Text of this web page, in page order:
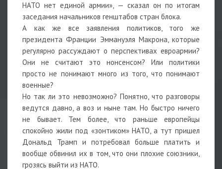
НАТО нет единой армии», — сказал он по итогам
заседания начальников генштабов стран блока.
А как же все заявления политиков, того же
президента Франции Эммануэля Макрона, которые
регулярно рассуждают о перспективах евроармии?
Они не считают это нонсенсом? Или политики
просто не понимают много из того, что понимают
военные?
Но так ли это невозможно? Понятно, что разговоры
ведутся давно, а воз и ныне там. Но быстро ничего
не бывает. Тем более, что раньше европейцы
спокойно жили под «зонтиком» НАТО, а тут пришел
Дональд Трамп и потребовал больше платить и
вообще обвинил их в том, что они плохие союзники,
грозясь выйти из НАТО.